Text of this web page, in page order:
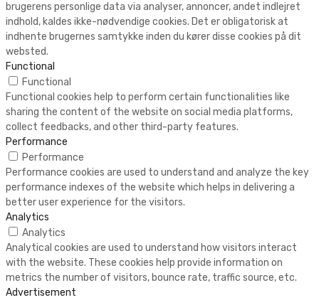
brugerens personlige data via analyser, annoncer, andet indlejret
indhold, kaldes ikke-nødvendige cookies. Det er obligatorisk at
indhente brugernes samtykke inden du kører disse cookies på dit
websted.
Functional
Functional
Functional cookies help to perform certain functionalities like
sharing the content of the website on social media platforms,
collect feedbacks, and other third-party features.
Performance
Performance
Performance cookies are used to understand and analyze the key
performance indexes of the website which helps in delivering a
better user experience for the visitors.
Analytics
Analytics
Analytical cookies are used to understand how visitors interact
with the website. These cookies help provide information on
metrics the number of visitors, bounce rate, traffic source, etc.
Advertisement